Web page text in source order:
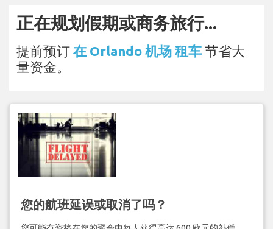
正在规划假期或商务旅行...
提前预订 在 Orlando 机场 租车 节省大
量资金。
您的航班延误或取消了吗？